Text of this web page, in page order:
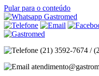
Pular para o conteúdo
(21) 3592-7674 /